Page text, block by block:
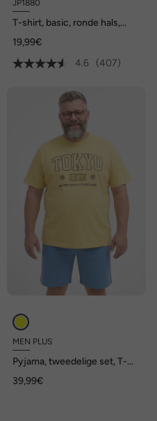
JP1880
T-shirt, basic, ronde hals,
19,99€
4.6
(407)
MEN PLUS
Pyjama, tweedelige set, T-
8XL
39,99€